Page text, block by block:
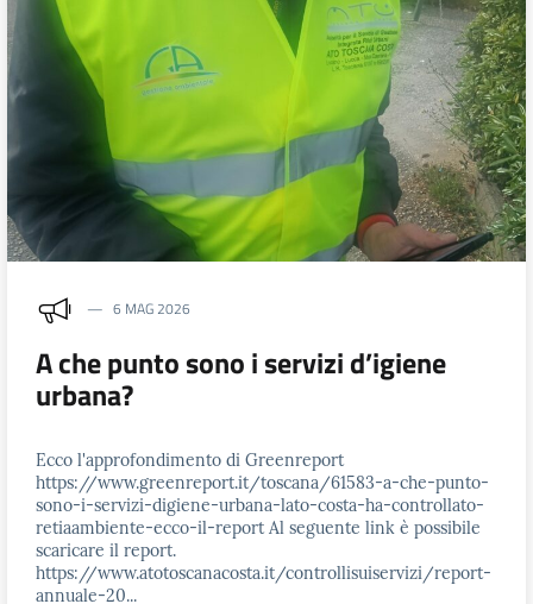
6 MAG 2026
A che punto sono i servizi d’igiene
urbana?
Ecco l'approfondimento di Greenreport
https://www.greenreport.it/toscana/61583-a-che-punto-
sono-i-servizi-digiene-urbana-lato-costa-ha-controllato-
retiaambiente-ecco-il-report Al seguente link è possibile
scaricare il report.
https://www.atotoscanacosta.it/controllisuiservizi/report-
annuale-20...